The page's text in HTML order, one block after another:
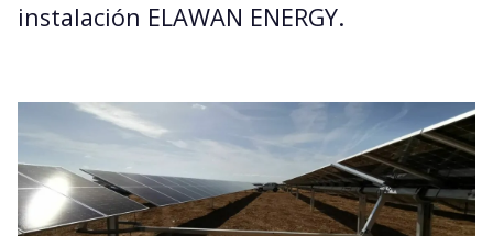
instalación ELAWAN ENERGY.